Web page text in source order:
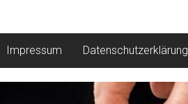
Impressum Datenschutzerklärung